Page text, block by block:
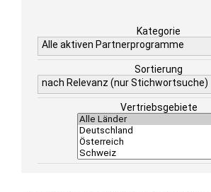
Kategorie
Alle aktiven Partnerprogramme
Sortierung
nach Relevanz (nur Stichwortsuche)
Vertriebsgebiete